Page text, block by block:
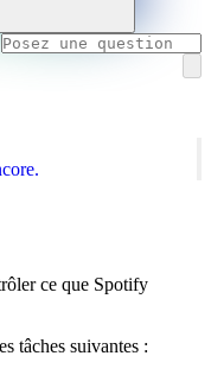
ce que Spotify
tâches suivantes :